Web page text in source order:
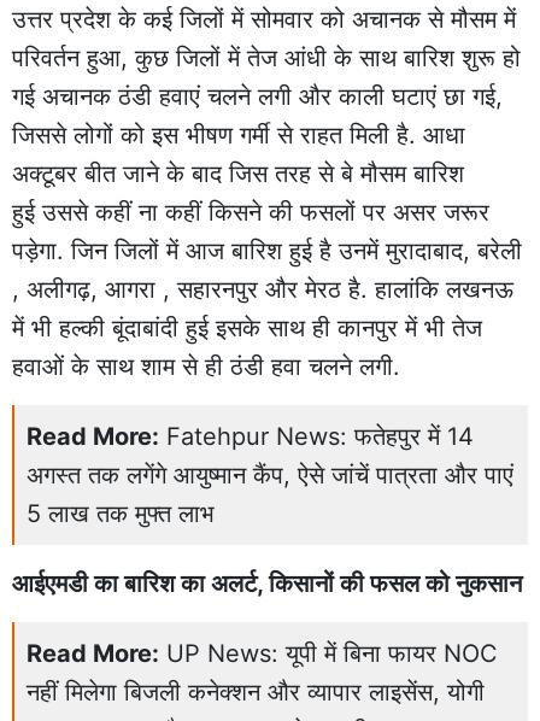
उत्तर प्रदेश के कई जिलों में सोमवार को अचानक से मौसम में
परिवर्तन हुआ, कुछ जिलों में तेज आंधी के साथ बारिश शुरू हो
गई अचानक ठंडी हवाएं चलने लगी और काली घटाएं छा गई,
जिससे लोगों को इस भीषण गर्मी से राहत मिली है. आधा
अक्टूबर बीत जाने के बाद जिस तरह से बे मौसम बारिश
हुई उससे कहीं ना कहीं किसने की फसलों पर असर जरूर
पड़ेगा. जिन जिलों में आज बारिश हुई है उनमें मुरादाबाद, बरेली
, अलीगढ़, आगरा , सहारनपुर और मेरठ है. हालांकि लखनऊ
में भी हल्की बूंदाबांदी हुई इसके साथ ही कानपुर में भी तेज
हवाओं के साथ शाम से ही ठंडी हवा चलने लगी.
Read More: Fatehpur News: फतेहपुर में 14
अगस्त तक लगेंगे आयुष्मान कैंप, ऐसे जांचें पात्रता और पाएं
5 लाख तक मुफ्त लाभ
आईएमडी का बारिश का अलर्ट, किसानों की फसल को नुकसान
Read More: UP News: यूपी में बिना फायर NOC
नहीं मिलेगा बिजली कनेक्शन और व्यापार लाइसेंस, योगी